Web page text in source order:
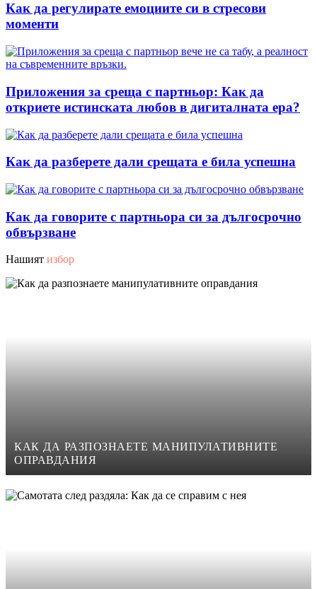
Как да регулирате емоциите си в стресови
моменти
Приложения за среща с партньор: Как да
откриете истинската любов в дигиталната ера?
Как да разберете дали срещата е била успешна
Как да говорите с партньора си за дългосрочно
обвързване
Нашият избор
КАК ДА РАЗПОЗНАЕТЕ МАНИПУЛАТИВНИТЕ
ОПРАВДАНИЯ